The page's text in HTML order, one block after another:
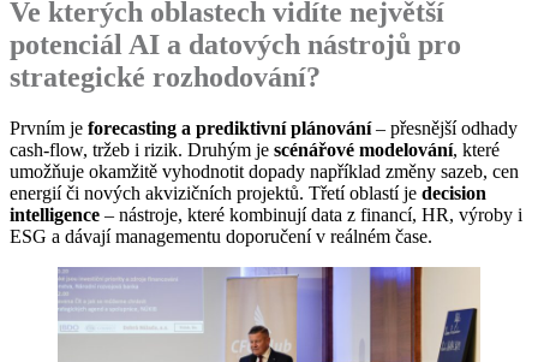
Ve kterých oblastech vidíte největší
potenciál AI a datových nástrojů pro
strategické rozhodování?
Prvním je forecasting a prediktivní plánování– přesnější odhady
cash-flow, tržeb i rizik. Druhým je scénářové modelování, které
umožňuje okamžitě vyhodnotit dopady například změny sazeb, cen
energií či nových akvizičních projektů. Třetí oblastí je decision
intelligence – nástroje, které kombinují data z financí, HR, výroby i
ESG a dávají managementu doporučení v reálném čase.